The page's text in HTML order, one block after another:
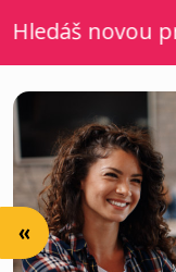
novou
«